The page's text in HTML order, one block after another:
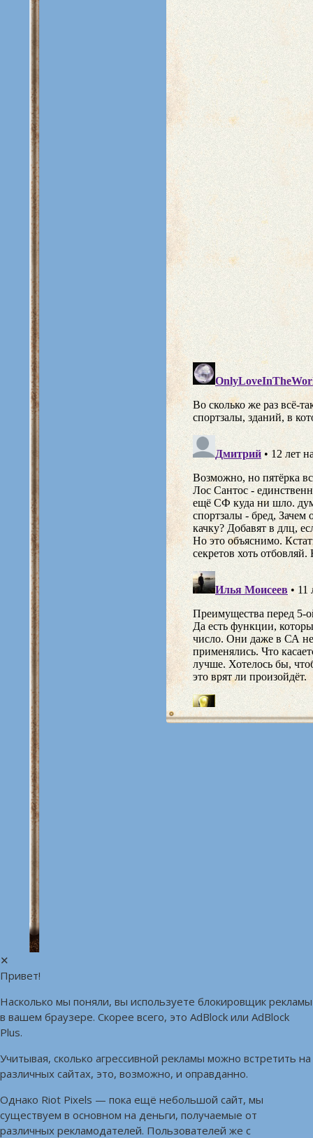
✕
Привет!
Насколько мы поняли, вы используете блокировщик рекламы
в вашем браузере. Скорее всего, это AdBlock или AdBlock
Plus.
Учитывая, сколько агрессивной рекламы можно встретить на
различных сайтах, это, возможно, и оправданно.
Однако Riot Pixels — пока ещё небольшой сайт, мы
существуем в основном на деньги, получаемые от
различных рекламодателей. Пользователей же с